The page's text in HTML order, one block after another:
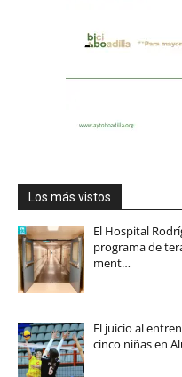
Los más vistos
El Hospital
programa de
ment…
El juicio al
cinco niñas en